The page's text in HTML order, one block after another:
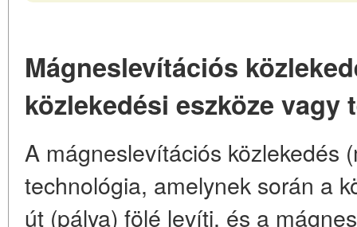
Mágneslevítációs
közlekedési eszköze
A mágneslevítációs közlekedés
technológia, amelynek során a
út (pálya) fölé levíti, és a